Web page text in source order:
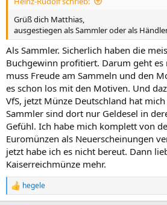
Grüß dich Matthias,
ausgestiegen als Sammler oder als
Als Sammler. Sicherlich haben die
Buchgewinn profitiert. Darum geht es
muss Freude am Sammeln und den
es schon los mit den Motiven. Und
VfS, jetzt Münze Deutschland hat
Sammler sind dort nur Geldesel in
Gefühl. Ich habe mich komplett von
Euromünzen als Neuerscheinungen
jetzt habe ich es nicht bereut. Dann
Kaiserreichmünze mehr.
R
e
hegele